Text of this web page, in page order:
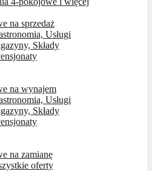
na sprzedaż
Usługi
Składy
na wynajem
Usługi
Składy
na zamianę
oferty